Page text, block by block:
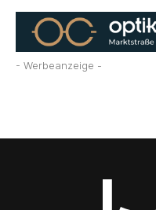
- Werbeanzeige -